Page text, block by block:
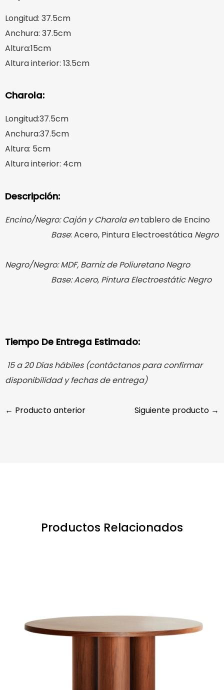
Longitud: 37.5cm
Anchura: 37.5cm
Altura:15cm
Altura interior: 13.5cm
Charola:
Longitud:37.5cm
Anchura:37.5cm
Altura: 5cm
Altura interior: 4cm
Descripción:
Encino/Negro: Cajón y Charola entablero de Encino
Base: Acero, Pintura Electroestática Negro
Negro/Negro: MDF, Barniz de Poliuretano Negro
Base: Acero, Pintura Electroestátic Negro
Tiempo De Entrega Estimado:
15 a 20 Días hábiles (contáctanos para confirmar
disponibilidad y fechas de entrega)
← Producto anterior Siguiente producto →
Productos Relacionados